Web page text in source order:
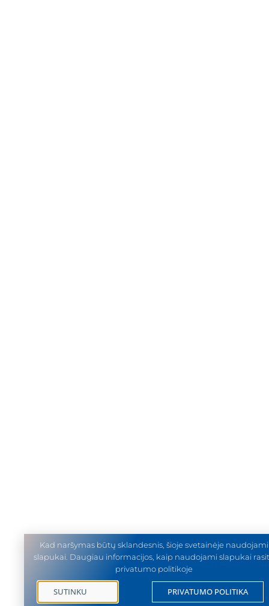
Kad naršymas būtų sklandesnis, šioje svetainėje naudojami
slapukai. Daugiau informacijos, kaip naudojami slapukai
privatumo politikoje
SUTINKU PRIVATUMO POLITIKA